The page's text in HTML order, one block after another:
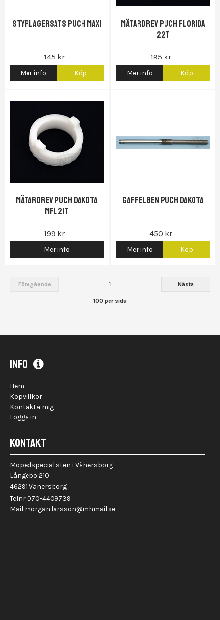
Styrlagersats Puch Maxi
145 kr
Mer info Köp
Mätardrev Puch Florida
22t
195 kr
Mer info Köp
Mätardrev Puch Dakota
mfl 21t
199 kr
Mer info
Gaffelben Puch Dakota
450 kr
Mer info Köp
Föregående 1 Nästa
100 per sida
INFO
Hem
Köpvillkor
Kontakta mig
Logga in
KONTAKT
Mopedspecialisten i Vänersborg
Långebo 210
46291 Vänersborg
Telnr 070-4409739
Mail morgan.larsson@mhmail.se